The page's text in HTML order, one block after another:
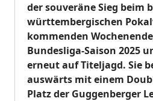
der souveräne Sieg beim
württembergischen
kommenden
Bundesliga-Saison 2025
erneut auf Titeljagd. Sie
auswärts mit einem
Platz der Guggenberger